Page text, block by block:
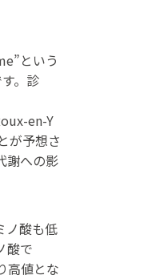
という
。診
en-Y
が予想さ
謝への影
ノ酸も低
酸で
高値とな